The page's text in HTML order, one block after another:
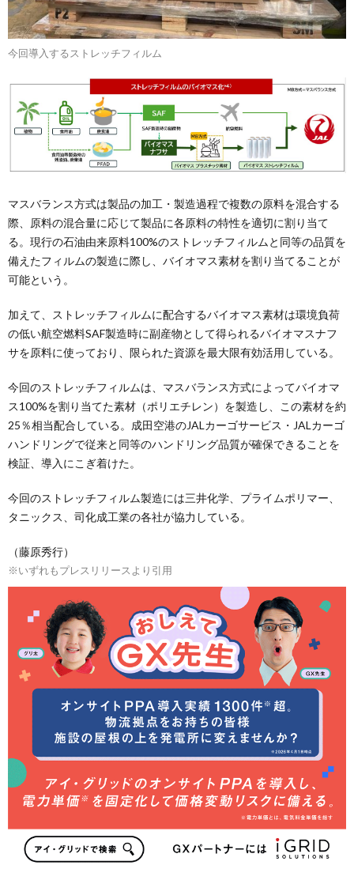
今回導入するストレッチフィルム
マスバランス方式は製品の加工・製造過程で複数の原料を混合する
際、原料の混合量に応じて製品に各原料の特性を適切に割り当て
る。現行の石油由来原料100%のストレッチフィルムと同等の品質を
備えたフィルムの製造に際し、バイオマス素材を割り当てることが
可能という。
加えて、ストレッチフィルムに配合するバイオマス素材は環境負荷
の低い航空燃料SAF製造時に副産物として得られるバイオマスナフ
サを原料に使っており、限られた資源を最大限有効活用している。
今回のストレッチフィルムは、マスバランス方式によってバイオマ
ス100%を割り当てた素材（ポリエチレン）を製造し、この素材を約
25％相当配合している。成田空港のJALカーゴサービス・JALカーゴ
ハンドリングで従来と同等のハンドリング品質が確保できることを
検証、導入にこぎ着けた。
今回のストレッチフィルム製造には三井化学、プライムポリマー、
タニックス、司化成工業の各社が協力している。
（藤原秀行）
※いずれもプレスリリースより引用